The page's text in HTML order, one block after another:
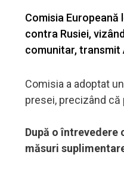
Comisia Europeană
contra Rusiei,
comunitar, transmit
Comisia a adoptat
presei, precizând că
După o întrevedere
măsuri